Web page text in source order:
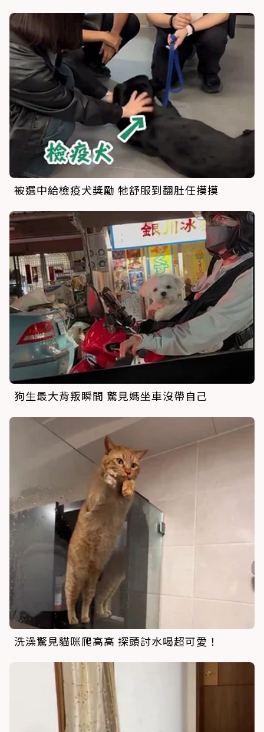
被選中給檢疫犬獎勵 牠舒服到翻肚任摸摸
狗生最大背叛瞬間 驚見媽坐車沒帶自己
洗澡驚見貓咪爬高高 探頭討水喝超可愛！